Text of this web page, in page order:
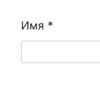
Имя *